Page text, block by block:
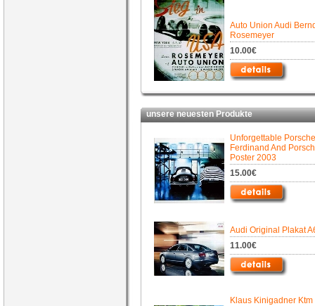
Auto Union Audi
Rosemeyer
10.00€
unsere neuesten Produkte
Unforgettable
Ferdinand And
Poster 2003
15.00€
Audi Original Plakat
11.00€
Klaus Kinigadner Ktm